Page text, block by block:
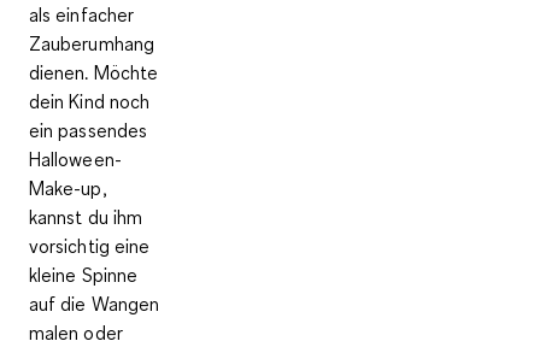
als einfacher
Zauberumhang
dienen. Möchte
dein Kind noch
ein passendes
Halloween-
Make-up,
kannst du ihm
vorsichtig eine
kleine Spinne
auf die Wangen
malen oder